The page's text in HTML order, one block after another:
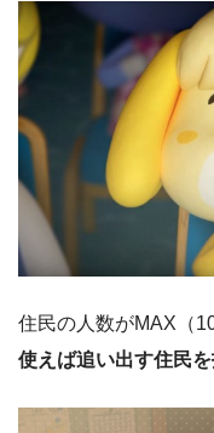
住民の人数がMAX（
使えば追い出す住民を